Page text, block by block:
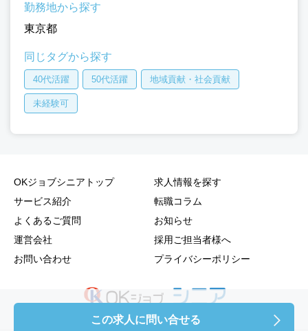
この求人に問い合せる
勤務地から探す
東京都
同じタグから探す
40代活躍 50代活躍 地域貢献・社会貢献
未経験可
OKジョブシニアトップ
サービス紹介
よくあるご質問
運営会社
お問い合わせ
求人情報を探す
転職コラム
お知らせ
採用ご担当者様へ
プライバシーポリシー